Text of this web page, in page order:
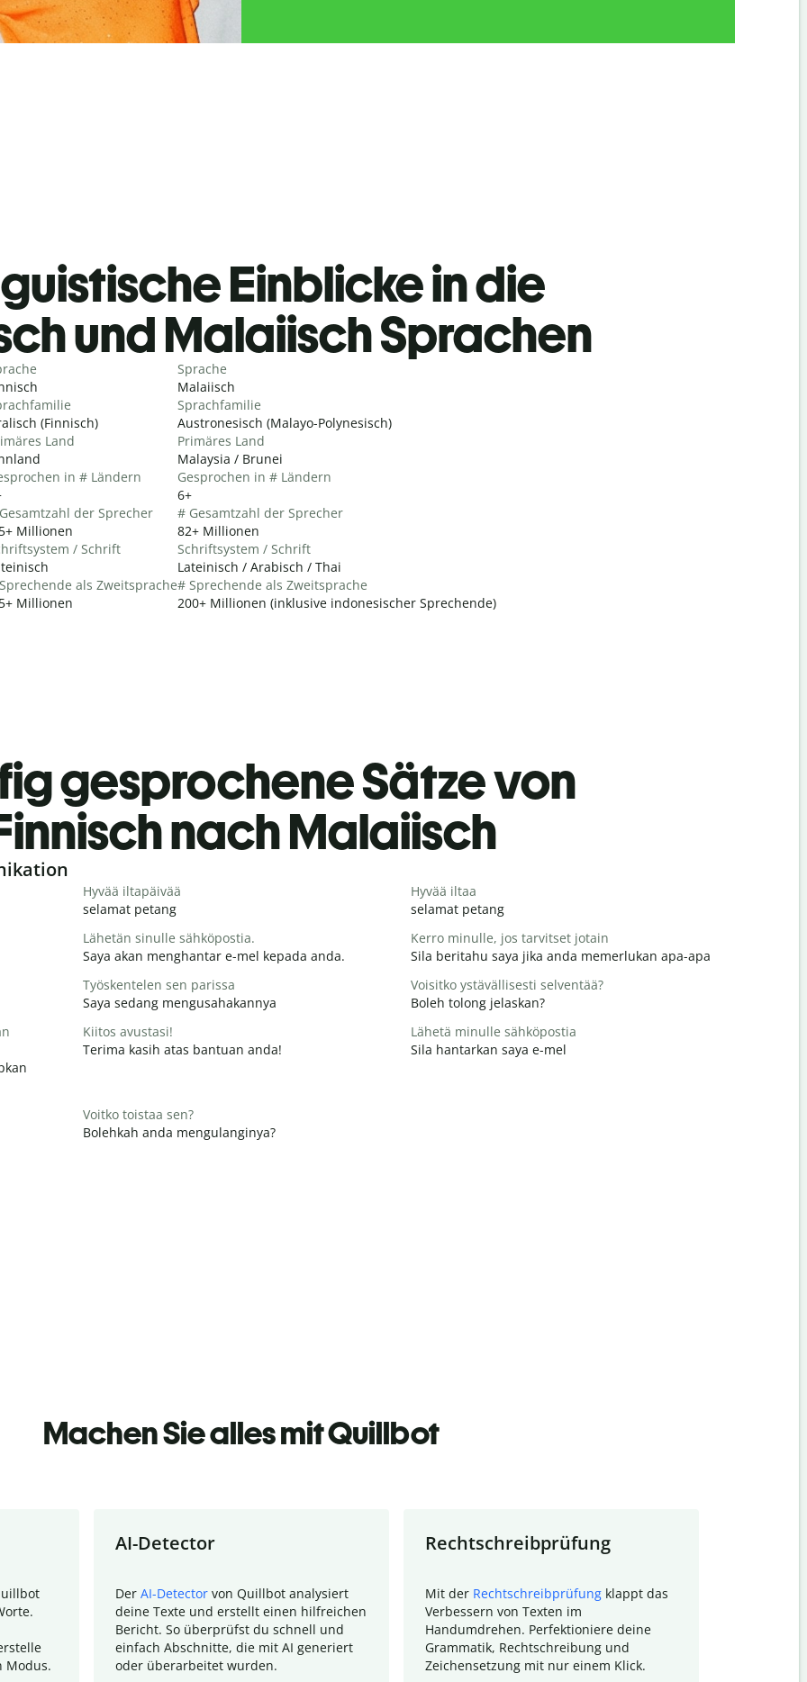
Einblicke in die
und Malaiisch Sprachen
(Finnisch)
Land
in # Ländern
der Sprecher
Millionen
/ Schrift
als Zweitsprache
Millionen
Sprache
Malaiisch
Sprachfamilie
Austronesisch (Malayo-Polynesisch)
Primäres Land
Malaysia / Brunei
Gesprochen in # Ländern
6+
# Gesamtzahl der Sprecher
82+ Millionen
Schriftsystem / Schrift
Lateinisch / Arabisch / Thai
# Sprechende als Zweitsprache
200+ Millionen (inklusive indonesischer Sprechende)
gesprochene Sätze von
nach Malaiisch
Hyvää iltapäivää
selamat petang
Hyvää iltaa
selamat petang
Lähetän sinulle sähköpostia.
Saya akan menghantar e-mel kepada anda.
Kerro minulle, jos tarvitset jotain
Sila beritahu saya jika anda memerlukan apa-apa
Työskentelen sen parissa
Saya sedang mengusahakannya
Voisitko ystävällisesti selventää?
Boleh tolong jelaskan?
Kiitos avustasi!
Terima kasih atas bantuan anda!
Lähetä minulle sähköpostia
Sila hantarkan saya e-mel
Voitko toistaa sen?
Bolehkah anda mengulanginya?
Machen Sie alles mit Quillbot
Modus.
AI-Detector
Der AI-Detector von Quillbot analysiert
deine Texte und erstellt einen hilfreichen
Bericht. So überprüfst du schnell und
einfach Abschnitte, die mit AI generiert
oder überarbeitet wurden.
Rechtschreibprüfung
Mit der Rechtschreibprüfung klappt das
Verbessern von Texten im
Handumdrehen. Perfektioniere deine
Grammatik, Rechtschreibung und
Zeichensetzung mit nur einem Klick.